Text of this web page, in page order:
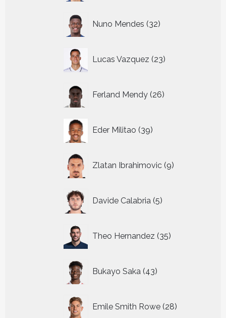
Nuno Mendes 32
producten
Lucas Vazquez 23
producten
Ferland Mendy 26
producten
Eder Militao 39
producten
Zlatan Ibrahimovic 9
producten
Davide Calabria 5
producten
Theo Hernandez 35
producten
Bukayo Saka 43
producten
Emile Smith Rowe 28
producten